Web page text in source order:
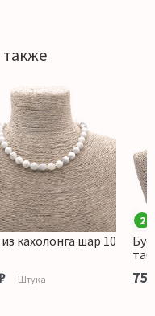
кахолонга шар 10
Штука
2